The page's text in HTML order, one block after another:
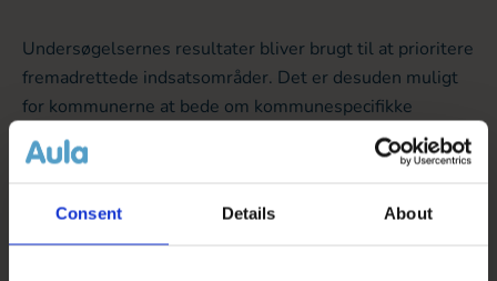
Consent Details About
Undersøgelsernes resultater bliver brugt til at prioritere
fremadrettede indsatsområder. Det er desuden muligt
for kommunerne at bede om kommunespecifikke
rapporter med deres tal, som de fx kan bruge til at
evaluere og forbedre deres lokale anvendelse af Aula.
Via linkene nedenfor kan du se resultaterne af Aula-